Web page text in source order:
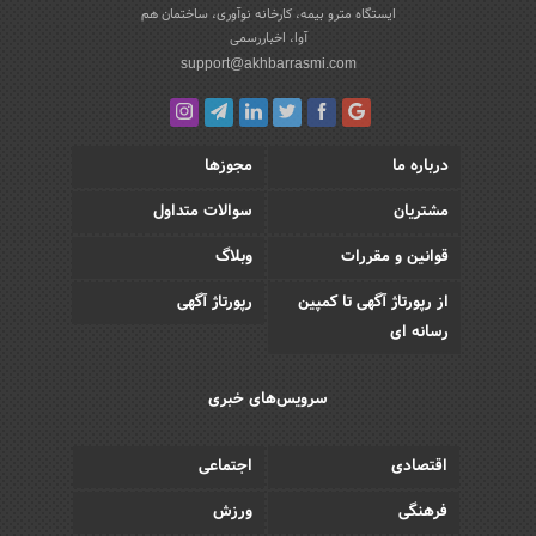
ایستگاه مترو بیمه، کارخانه نوآوری، ساختمان هم
آوا، اخباررسمی
support@akhbarrasmi.com
درباره ما
مجوزها
مشتریان
سوالات متداول
قوانین و مقررات
وبلاگ
از رپورتاژ آگهی تا کمپین
رسانه ای
رپورتاژ آگهی
سرویس‌های خبری
اقتصادی
اجتماعی
فرهنگی
ورزش